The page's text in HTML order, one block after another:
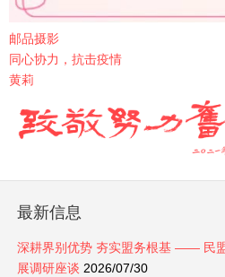
邮品摄影
同心协力，抗击疫情
黄莉
最新信息
深耕界别优势 夯实盟务根基 —— 民
展调研座谈 2026/07/30